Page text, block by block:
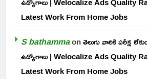
Latest Work From Home Jobs
S bathammaonతెలుగు వారికి పరీక్ష
ఉద్యోగాలు | Welocalize Ads Quality
Latest Work From Home Jobs